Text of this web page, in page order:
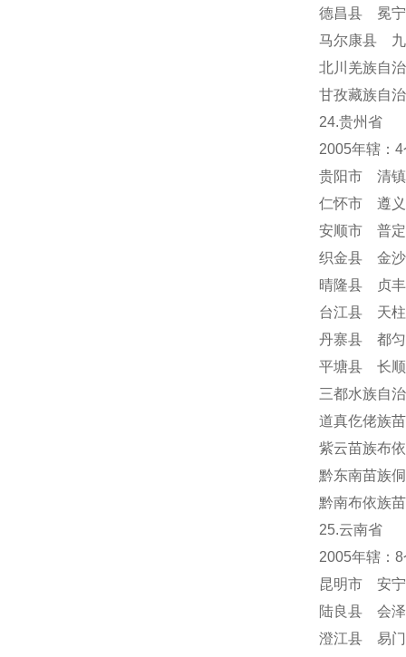
德昌县 冕
马尔康县
北川羌族自
甘孜藏族自
24.贵州省
2005年辖：
贵阳市 清
仁怀市 遵
安顺市 普
织金县 金
晴隆县 贞
台江县 天
丹寨县 都
平塘县 长
三都水族自
道真仡佬族
紫云苗族布
黔东南苗族
黔南布依族
25.云南省
2005年辖：
昆明市 安
陆良县 会
澄江县 易